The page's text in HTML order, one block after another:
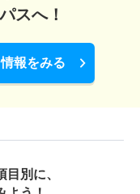
スへ！
報をみる
別に、